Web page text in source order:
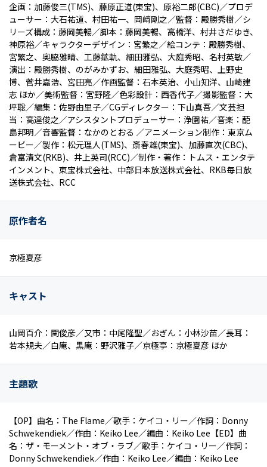
企画：加藤俊三(TMS)、藤原正道(東宝)、原裕二郎(CBC)／プロデ
ューサー：大石祐道、村田祐一、岡﨑剛之／監督：殿勝秀樹／シ
リーズ構成：藤岡美暢／脚本：藤岡美暢、高橋洋、村井さだゆき、
神原裕／キャラクターデザイン：宮繁之／絵コンテ：殿勝秀樹、
宮繁之、奥脇雅晴、工藤鉱軌、細田雅弘、大庭秀昭、名村英敏／
演出：殿勝秀樹、のがみかずお、細田雅弘、大庭秀昭、上野史
博、菅井嘉浩、宮田亮／作画監督：石本英治、小山知洋、山崎建
志 ほか／美術監督：宮野隆／色彩設計：西香代子／撮影監督：大
坪聡／編集：佐野由里子／CGディレクター：下山真吾／文芸担
当：高達俊之／アシスタントプロデューサー：浄園祐／音楽：蓜
島邦明／音響監督：なかのとおる ／アニメーション制作：東京ム
ービー／製作：松元理人(TMS)、斎春雄(東宝)、加藤直次(CBC)、
倉富清文(RKB)、井上英司(RCC)／制作・著作：トムス・エンタテ
インメント、東宝株式会社、中部日本放送株式会社、RKB毎日放
送株式会社、RCC
原作者名
京極夏彦
キャスト
山岡百介：関俊彦／又市：中尾隆聖／おぎん：小林沙苗／長耳：
若本規夫／白庵、黒庵：野沢雅子／京極亭：京極夏彦 ほか
主題歌
【OP】曲名：The Flame／歌手：ケイコ・リー／作詞：Donny
Schwekendiek／作曲：Keiko Lee／編曲：Keiko Lee【ED】曲
名：ザ・モーメント・オブ・ラブ／歌手：ケイコ・リー／作詞：
Donny Schwekendiek／作曲：Keiko Lee／編曲：Keiko Lee